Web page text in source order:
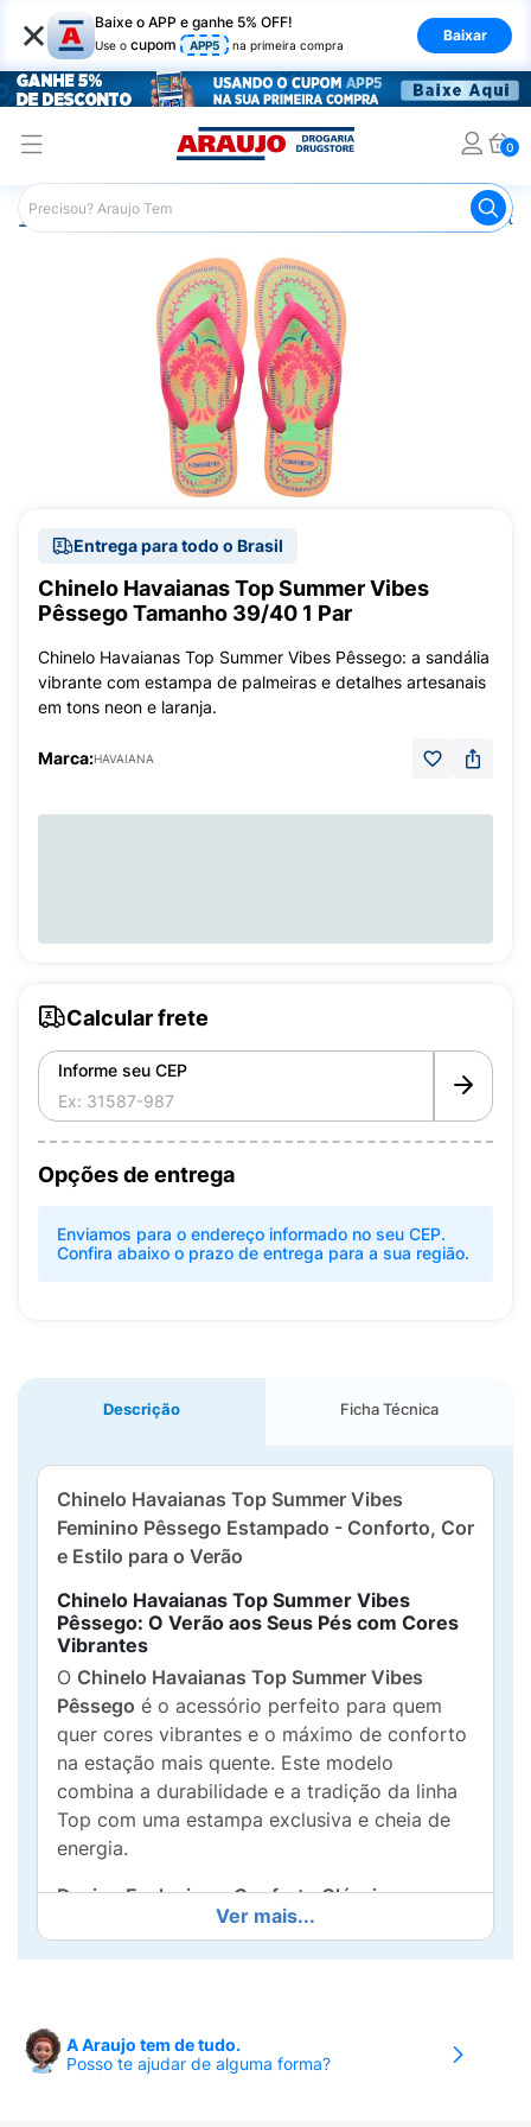
× Baixe o APP e ganhe 5% OFF!
Use o cupom APP5 na primeira compra
Baixar
0
Araujo Mercado Calçados e
Entrega para todo o Brasil
Chinelo Havaianas Top Summer Vibes
Pêssego Tamanho 39/40 1 Par
Chinelo Havaianas Top Summer Vibes Pêssego: a sandália
vibrante com estampa de palmeiras e detalhes artesanais
em tons neon e laranja.
Marca:HAVAIANA
Calcular frete
Informe seu CEP
Opções de entrega
Enviamos para o endereço informado no seu CEP.
Confira abaixo o prazo de entrega para a sua região.
Descrição Ficha Técnica
Chinelo Havaianas Top Summer Vibes
Feminino Pêssego Estampado - Conforto, Cor
e Estilo para o Verão
Chinelo Havaianas Top Summer Vibes
Pêssego: O Verão aos Seus Pés com Cores
Vibrantes
O Chinelo Havaianas Top Summer Vibes
Pêssego é o acessório perfeito para quem
quer cores vibrantes e o máximo de conforto
na estação mais quente. Este modelo
combina a durabilidade e a tradição da linha
Top com uma estampa exclusiva e cheia de
energia.
Design Exclusivo e Conforto Clássico:
Estampa "Summer Vibes":O design
verde-limão e pink neonnas tiras.
Ver mais...
A Araujo tem de tudo.
Posso te ajudar de alguma forma?